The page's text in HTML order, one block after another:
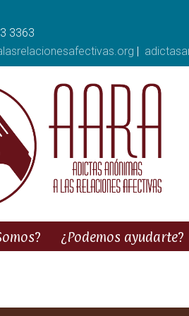
3363
|
¿Podemos ayudarte?